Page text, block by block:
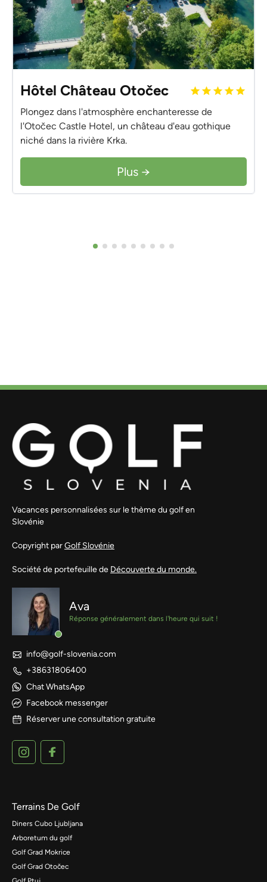
Hôtel Château Otočec
Plongez dans l'atmosphère enchanteresse de
l'Otočec Castle Hotel, un château d'eau gothique
niché dans la rivière Krka.
Plus →
Vacances personnalisées sur le thème du golf en
Slovénie
Copyright parGolf Slovénie
Société de portefeuille de Découverte du monde.
Ava
Réponse généralement dans l'heure qui suit !
info@golf-slovenia.com
+38631806400
Chat WhatsApp
Facebook messenger
Réserver une consultation gratuite
Terrains De Golf
Diners Cubo Ljubljana
Arboretum du golf
Golf Grad Mokrice
Golf Grad Otočec